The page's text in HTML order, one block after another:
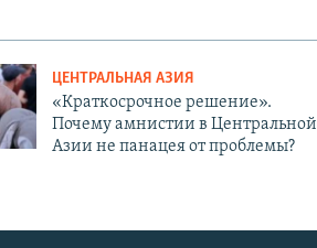
ЦЕНТРАЛЬНАЯ АЗИЯ
«Краткосрочное решение».
Почему амнистии в Центральной
Азии не панацея от проблемы?